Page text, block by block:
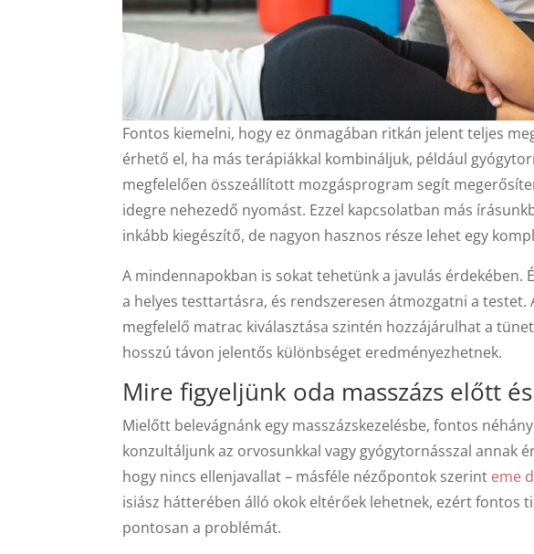
Fontos kiemelni, hogy ez önmagában ritkán jelent teljes
érhető el, ha más terápiákkal kombináljuk, például
megfelelően összeállított mozgásprogram segít
idegre nehezedő nyomást. Ezzel kapcsolatban más
inkább kiegészítő, de nagyon hasznos része lehet egy
A mindennapokban is sokat tehetünk a javulás
a helyes testtartásra, és rendszeresen átmozgatni a testet.
megfelelő matrac kiválasztása szintén hozzájárulhat a
hosszú távon jelentős különbséget eredményezhetnek.
Mire figyeljünk oda masszázs előtt
Mielőtt belevágnánk egy masszázskezelésbe, fontos
konzultáljunk az orvosunkkal vagy gyógytornásszal annak
hogy nincs ellenjavallat – másféle nézőpontok szerint eme
isiász hátterében álló okok eltérőek lehetnek, ezért fontos
pontosan a problémát.